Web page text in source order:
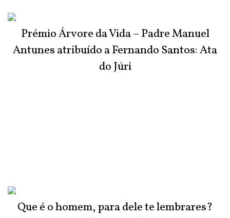
Prémio Árvore da Vida – Padre Manuel
Antunes atribuído a Fernando Santos: Ata
do Júri
Que é o homem, para dele te lembrares?